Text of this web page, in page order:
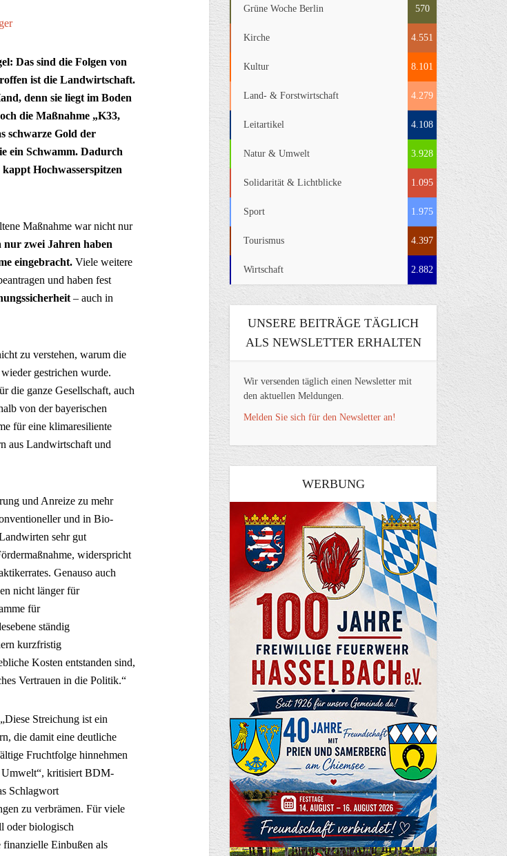
Das sind die Folgen von
ist die Landwirtschaft.
denn sie liegt im Boden
die Maßnahme „K33,
schwarze Gold der
ein Schwamm. Dadurch
Hochwasserspitzen
Maßnahme war nicht nur
nur zwei Jahren haben
eingebracht. Viele weitere
und haben fest
– auch in
zu verstehen, warum die
gestrichen wurde.
die ganze Gesellschaft, auch
von der bayerischen
für eine klimaresiliente
aus Landwirtschaft und
und Anreize zu mehr
und in Bio-
sehr gut
widerspricht
Genauso auch
nicht länger für
für
ständig
kurzfristig
Kosten entstanden sind,
Vertrauen in die Politik.“
„Diese Streichung ist ein
die damit eine deutliche
Fruchtfolge hinnehmen
Umwelt“, kritisiert BDM-
Schlagwort
zu verbrämen. Für viele
oder biologisch
finanzielle Einbußen als
Grüne Woche Berlin 570
Kirche 4.551
Kultur 8.101
Land- & Forstwirtschaft 4.279
Leitartikel 4.108
Natur & Umwelt 3.928
Solidarität & Lichtblicke 1.095
Sport 1.975
Tourismus 4.397
Wirtschaft 2.882
UNSERE BEITRÄGE TÄGLICH
ALS NEWSLETTER ERHALTEN
Wir versenden täglich einen Newsletter mit
den aktuellen Meldungen.
Melden Sie sich für den Newsletter an!
WERBUNG